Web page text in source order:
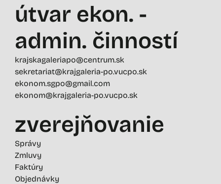
útvar ekon. -
admin. činností
krajskagaleriapo@centrum.sk
sekretariat@krajgaleria-po.vucpo.sk
ekonom.sgpo@gmail.com
ekonom@krajgaleria-po.vucpo.sk
zverejňovanie
Správy
Zmluvy
Faktúry
Objednávky